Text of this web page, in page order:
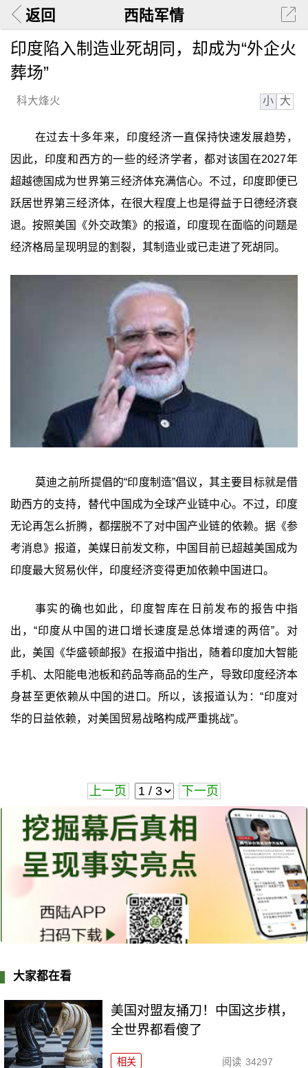
返回 西陆军情
印度陷入制造业死胡同，却成为“外企火
葬场”
科大烽火 小 大
在过去十多年来，印度经济一直保持快速发展趋势，
因此，印度和西方的一些的经济学者，都对该国在2027年
超越德国成为世界第三经济体充满信心。不过，印度即便已
跃居世界第三经济体，在很大程度上也是得益于日德经济衰
退。按照美国《外交政策》的报道，印度现在面临的问题是
经济格局呈现明显的割裂，其制造业或已走进了死胡同。
莫迪之前所提倡的“印度制造”倡议，其主要目标就是借
助西方的支持，替代中国成为全球产业链中心。不过，印度
无论再怎么折腾，都摆脱不了对中国产业链的依赖。据《参
考消息》报道，美媒日前发文称，中国目前已超越美国成为
印度最大贸易伙伴，印度经济变得更加依赖中国进口。
事实的确也如此，印度智库在日前发布的报告中指
出，“印度从中国的进口增长速度是总体增速的两倍”。对
此，美国《华盛顿邮报》在报道中指出，随着印度加大智能
手机、太阳能电池板和药品等商品的生产，导致印度经济本
身甚至更依赖从中国的进口。所以，该报道认为：“印度对
华的日益依赖，对美国贸易战略构成严重挑战”。
上一页 下一页
大家都在看
美国对盟友捅刀！中国这步棋，
全世界都看傻了
相关 阅读 34297